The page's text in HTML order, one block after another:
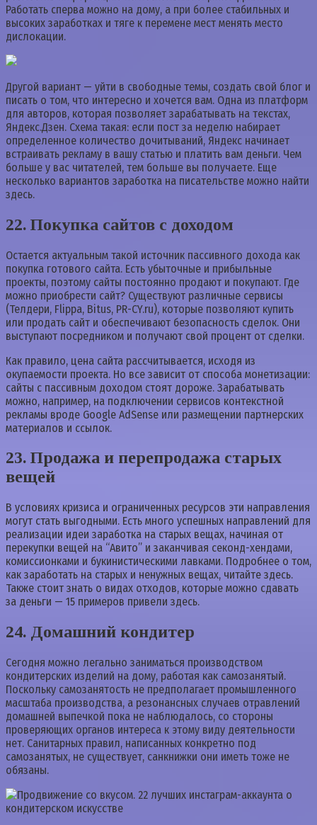
Работать сперва можно на дому, а при более стабильных и
высоких заработках и тяге к перемене мест менять место
дислокации.
Другой вариант — уйти в свободные темы, создать свой блог и
писать о том, что интересно и хочется вам. Одна из платформ
для авторов, которая позволяет зарабатывать на текстах,
Яндекс.Дзен. Схема такая: если пост за неделю набирает
определенное количество дочитываний, Яндекс начинает
встраивать рекламу в вашу статью и платить вам деньги. Чем
больше у вас читателей, тем больше вы получаете. Еще
несколько вариантов заработка на писательстве можно найти
здесь.
22. Покупка сайтов с доходом
Остается актуальным такой источник пассивного дохода как
покупка готового сайта. Есть убыточные и прибыльные
проекты, поэтому сайты постоянно продают и покупают. Где
можно приобрести сайт? Существуют различные сервисы
(Телдери, Flippa, Bitus, PR-CY.ru), которые позволяют купить
или продать сайт и обеспечивают безопасность сделок. Они
выступают посредником и получают свой процент от сделки.
Как правило, цена сайта рассчитывается, исходя из
окупаемости проекта. Но все зависит от способа монетизации:
сайты с пассивным доходом стоят дороже. Зарабатывать
можно, например, на подключении сервисов контекстной
рекламы вроде Google AdSense или размещении партнерских
материалов и ссылок.
23. Продажа и перепродажа старых
вещей
В условиях кризиса и ограниченных ресурсов эти направления
могут стать выгодными. Есть много успешных направлений для
реализации идеи заработка на старых вещах, начиная от
перекупки вещей на “Авито” и заканчивая секонд-хендами,
комиссионками и букинистическими лавками. Подробнее о том,
как заработать на старых и ненужных вещах, читайте здесь.
Также стоит знать о видах отходов, которые можно сдавать
за деньги — 15 примеров привели здесь.
24. Домашний кондитер
Сегодня можно легально заниматься производством
кондитерских изделий на дому, работая как самозанятый.
Поскольку самозанятость не предполагает промышленного
масштаба производства, а резонансных случаев отравлений
домашней выпечкой пока не наблюдалось, со стороны
проверяющих органов интереса к этому виду деятельности
нет. Санитарных правил, написанных конкретно под
самозанятых, не существует, санкнижки они иметь тоже не
обязаны.